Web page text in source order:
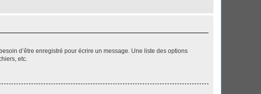
d’être enregistré pour écrire un message. Une liste des options
etc.